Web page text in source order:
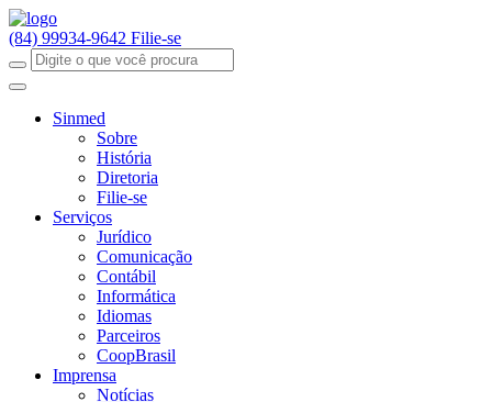
(84) 99934-9642 Filie-se
Sinmed
Sobre
História
Diretoria
Filie-se
Serviços
Jurídico
Comunicação
Contábil
Informática
Idiomas
Parceiros
CoopBrasil
Imprensa
Notícias